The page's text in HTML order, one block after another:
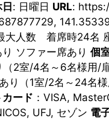
: 日曜日 URL:
人数 着席時24名
ソファー席あり 個
2室/4名～6名様用/
り（1室/2名～24名
ード ：VISA,
UFJ, セゾン 電